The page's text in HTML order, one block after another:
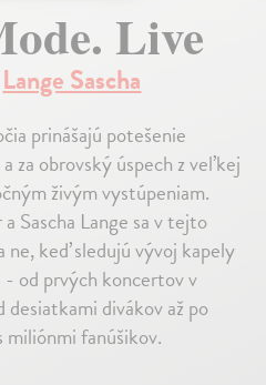
Live
Lange Sascha
prinášajú potešenie
za obrovský úspech z veľkej
živým vystúpeniam.
Sascha Lange sa v tejto
ne, keď sledujú vývoj kapely
od prvých koncertov v
divákov až po
fanúšikov.